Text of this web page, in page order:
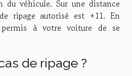
du véhicule. Sur une distance
ripage autorisé est +11. En
à votre voiture de se
de ripage ?